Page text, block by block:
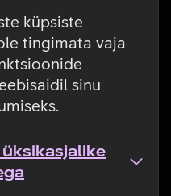
küpsiste
tingimata vaja
sinu
viga